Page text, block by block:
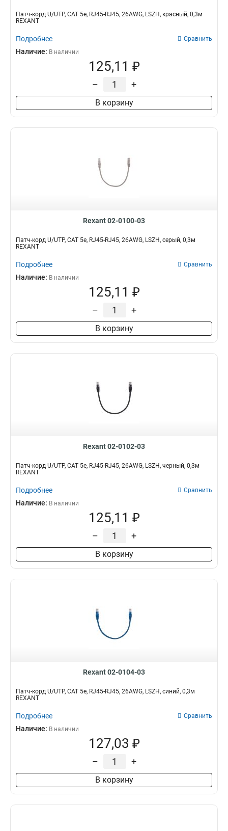
Патч-корд U/UTP, CAT 5e, RJ45-RJ45, 26AWG, LSZH, красный, 0,3м
REXANT
Подробнее Сравнить
Наличие: В наличии
125,11 ₽
– +
В корзину
Rexant 02-0100-03
Патч-корд U/UTP, CAT 5e, RJ45-RJ45, 26AWG, LSZH, серый, 0,3м
REXANT
Подробнее Сравнить
Наличие: В наличии
125,11 ₽
– +
В корзину
Rexant 02-0102-03
Патч-корд U/UTP, CAT 5e, RJ45-RJ45, 26AWG, LSZH, черный, 0,3м
REXANT
Подробнее Сравнить
Наличие: В наличии
125,11 ₽
– +
В корзину
Rexant 02-0104-03
Патч-корд U/UTP, CAT 5e, RJ45-RJ45, 26AWG, LSZH, синий, 0,3м
REXANT
Подробнее Сравнить
Наличие: В наличии
127,03 ₽
– +
В корзину